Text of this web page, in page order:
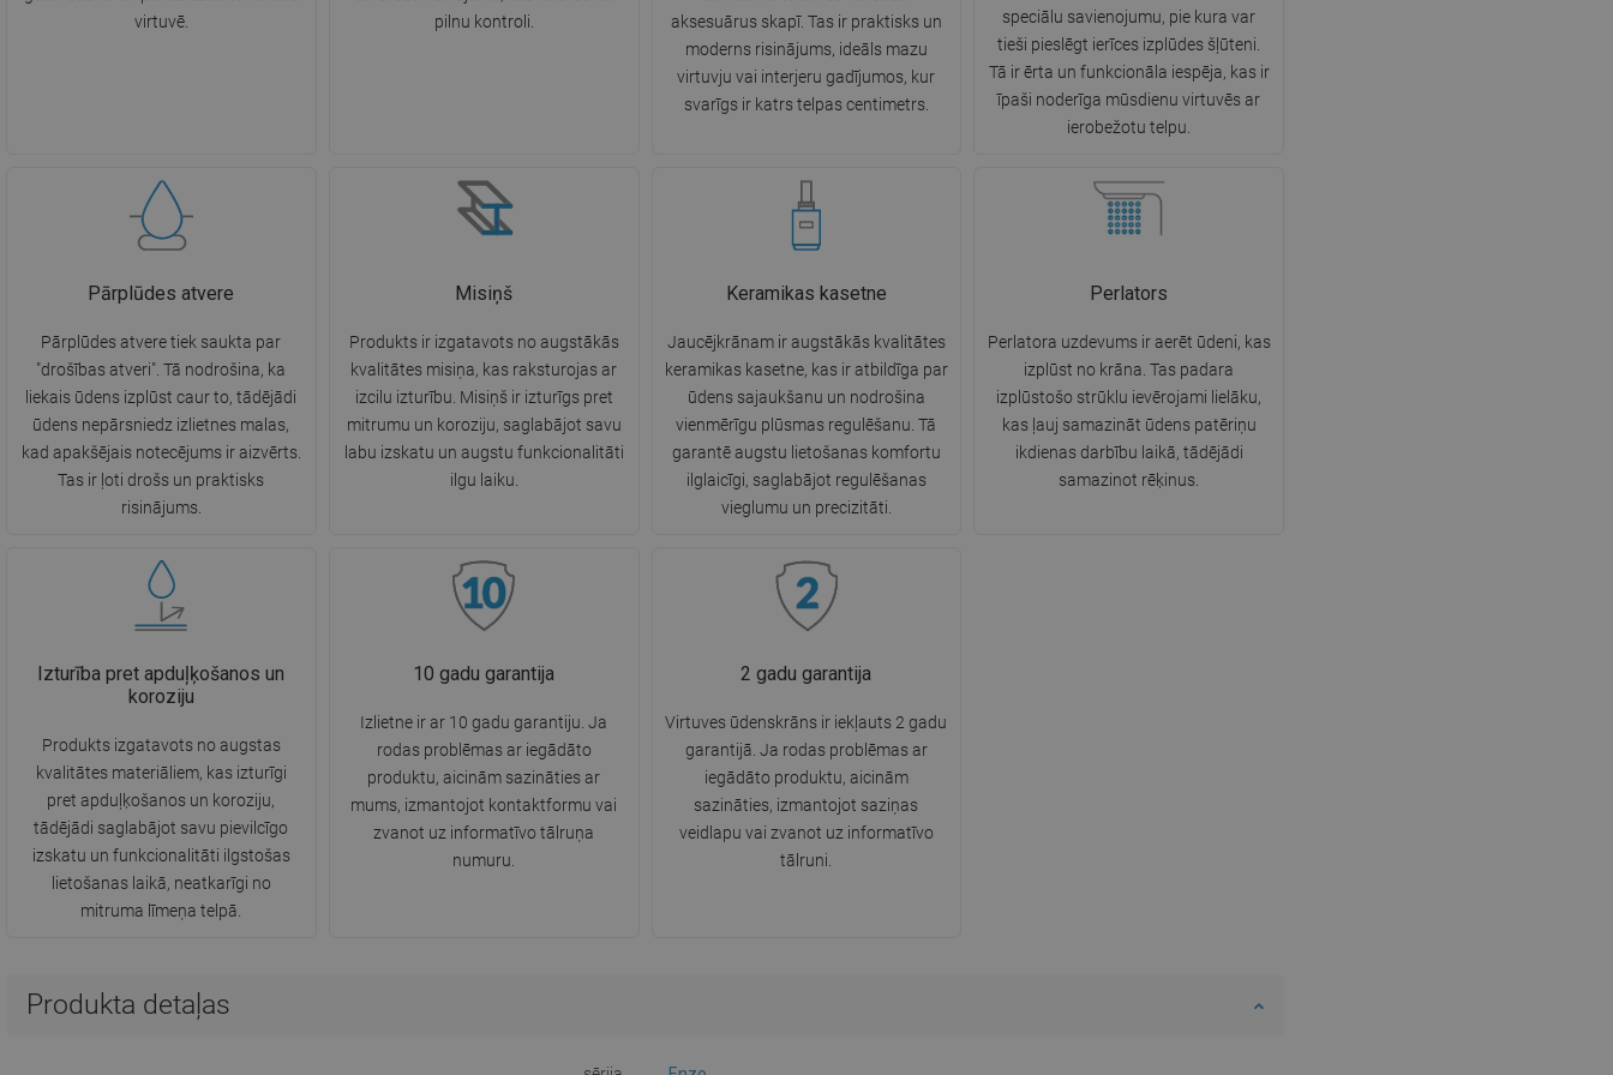
virtuvē.
pilnu kontroli.
aksesuārus skapī. Tas ir praktisks un
moderns risinājums, ideāls mazu
virtuvju vai interjeru gadījumos, kur
svarīgs ir katrs telpas centimetrs.
speciālu savienojumu, pie kura var
tieši pieslēgt ierīces izplūdes šļūteni.
Tā ir ērta un funkcionāla iespēja, kas ir
īpaši noderīga mūsdienu virtuvēs ar
ierobežotu telpu.
Pārplūdes atvere
Pārplūdes atvere tiek saukta par
"drošības atveri". Tā nodrošina, ka
liekais ūdens izplūst caur to, tādējādi
ūdens nepārsniedz izlietnes malas,
kad apakšējais notecējums ir aizvērts.
Tas ir ļoti drošs un praktisks
risinājums.
Misiņš
Produkts ir izgatavots no augstākās
kvalitātes misiņa, kas raksturojas ar
izcilu izturību. Misiņš ir izturīgs pret
mitrumu un koroziju, saglabājot savu
labu izskatu un augstu funkcionalitāti
ilgu laiku.
Keramikas kasetne
Jaucējkrānam ir augstākās kvalitātes
keramikas kasetne, kas ir atbildīga par
ūdens sajaukšanu un nodrošina
vienmērīgu plūsmas regulēšanu. Tā
garantē augstu lietošanas komfortu
ilglaicīgi, saglabājot regulēšanas
vieglumu un precizitāti.
Perlators
Perlatora uzdevums ir aerēt ūdeni, kas
izplūst no krāna. Tas padara
izplūstošo strūklu ievērojami lielāku,
kas ļauj samazināt ūdens patēriņu
ikdienas darbību laikā, tādējādi
samazinot rēķinus.
Izturība pret apduļķošanos un
koroziju
Produkts izgatavots no augstas
kvalitātes materiāliem, kas izturīgi
pret apduļķošanos un koroziju,
tādējādi saglabājot savu pievilcīgo
izskatu un funkcionalitāti ilgstošas
lietošanas laikā, neatkarīgi no
mitruma līmeņa telpā.
10 gadu garantija
Izlietne ir ar 10 gadu garantiju. Ja
rodas problēmas ar iegādāto
produktu, aicinām sazināties ar
mums, izmantojot kontaktformu vai
zvanot uz informatīvo tālruņa
numuru.
2 gadu garantija
Virtuves ūdenskrāns ir iekļauts 2 gadu
garantijā. Ja rodas problēmas ar
iegādāto produktu, aicinām
sazināties, izmantojot saziņas
veidlapu vai zvanot uz informatīvo
tālruni.
Produkta detaļas
FINNISH